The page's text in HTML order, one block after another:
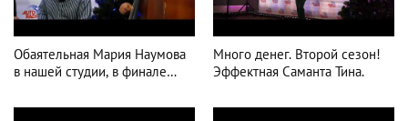
Обаятельная Мария Наумова
в нашей студии, в финале
сезон.
Много денег. Второй сезон!
Эффектная Саманта Тина.